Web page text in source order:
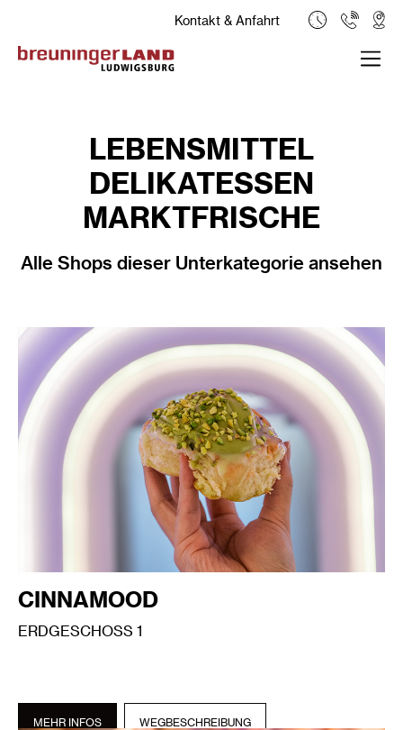
Kontakt & Anfahrt
LEBENSMITTEL
DELIKATESSEN
MARKTFRISCHE
Alle Shops dieser Unterkategorie ansehen
CINNAMOOD
ERDGESCHOSS 1
MEHR INFOS WEGBESCHREIBUNG